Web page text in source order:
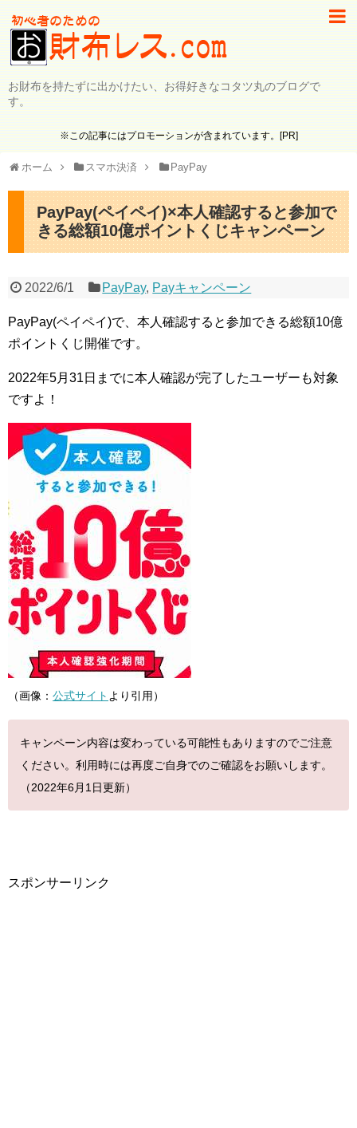
お財布を持たずに出かけたい、お得好きなコタツ丸のブログで
す。
※この記事にはプロモーションが含まれています。[PR]
ホーム スマホ決済 PayPay
PayPay(ペイペイ)×本人確認すると参加で
きる総額10億ポイントくじキャンペーン
2022/6/1 PayPay, Payキャンペーン
PayPay(ペイペイ)で、本人確認すると参加できる総額10億
ポイントくじ開催です。
2022年5月31日までに本人確認が完了したユーザーも対象
ですよ！
（画像： 公式サイト より引用）
キャンペーン内容は変わっている可能性もありますのでご注意
ください。利用時には再度ご自身でのご確認をお願いします。
（2022年6月1 日更新）
スポンサーリンク